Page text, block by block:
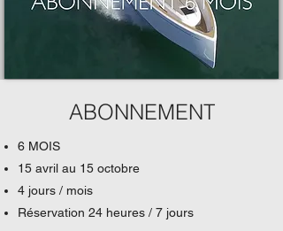
ABONNEMENT
6 MOIS
15 avril au 15 octobre
4 jours / mois
Réservation 24 heures / 7 jours